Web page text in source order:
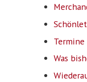
Termine
Was